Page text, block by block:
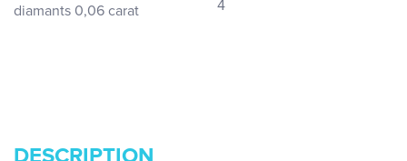
diamants 0,06 carat 4